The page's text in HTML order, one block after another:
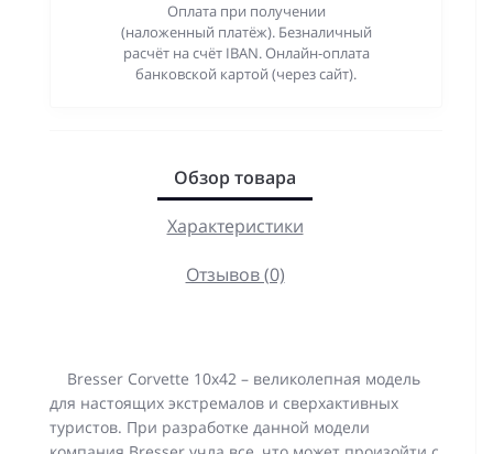
Оплата при получении
(наложенный платёж). Безналичный
расчёт на счёт IBAN. Онлайн-оплата
банковской картой (через сайт).
Обзор товара
Характеристики
Отзывов (0)
Bresser Corvette 10x42 – великолепная модель
для настоящих экстремалов и сверхактивных
туристов. При разработке данной модели